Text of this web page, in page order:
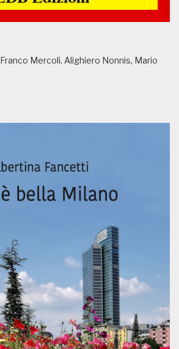
Mercoli, Alighiero Nonnis, Mario